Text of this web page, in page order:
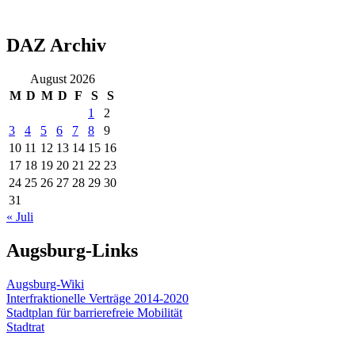
DAZ Archiv
August 2026
M D M D F S
S
1
2
3
4 5 6 7 8
9
10 11 12 13 14 15 16
17 18 19 20 21 22 23
24 25 26 27 28 29 30
31
« Juli
Augsburg-Links
Augsburg-Wiki
Interfraktionelle Verträge 2014-2020
Stadtplan für barrierefreie Mobilität
Stadtrat